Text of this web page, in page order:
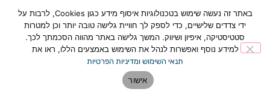
תוספת כוח לצי החירום: רכב מבצעי חדש
הצטרף למערך הצלת החיים בפתח תקווה
באתר זה נעשה שימוש בטכנולוגיות איסוף מידע כגון Cookies, לרבות על
ידי צדדים שלישיים, כדי לספק לך חוויית גלישה טובה יותר וכן למטרות
סטטיסטיקה, איפיון ושיווק. המשך גלישה באתר מהווה הסכמתך לכך.
למידע נוסף ואפשרות לנהל את השימוש באמצעים הללו, ראו את
תנאי השימוש ומדיניות הפרטיות
אישור